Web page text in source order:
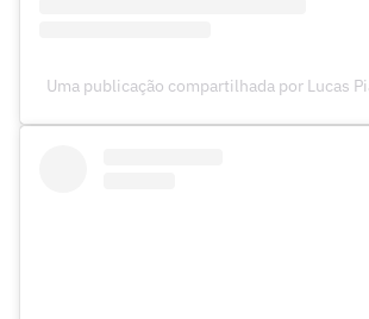
Uma publicação compartilhada por Lucas